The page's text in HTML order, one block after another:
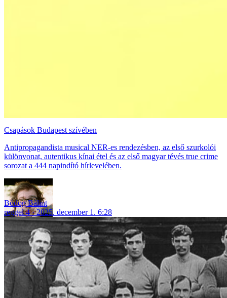
Csapások Budapest szívében
Antipropagandista musical NER-es rendezésben, az első szurkolói
különvonat, autentikus kínai étel és az első magyar tévés true crime
sorozat a 444 napindító hírlevelében.
Bódog Bálint
reggel 4
2025. december 1. 6:28